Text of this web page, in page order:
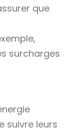
que
surcharges
suivre leurs